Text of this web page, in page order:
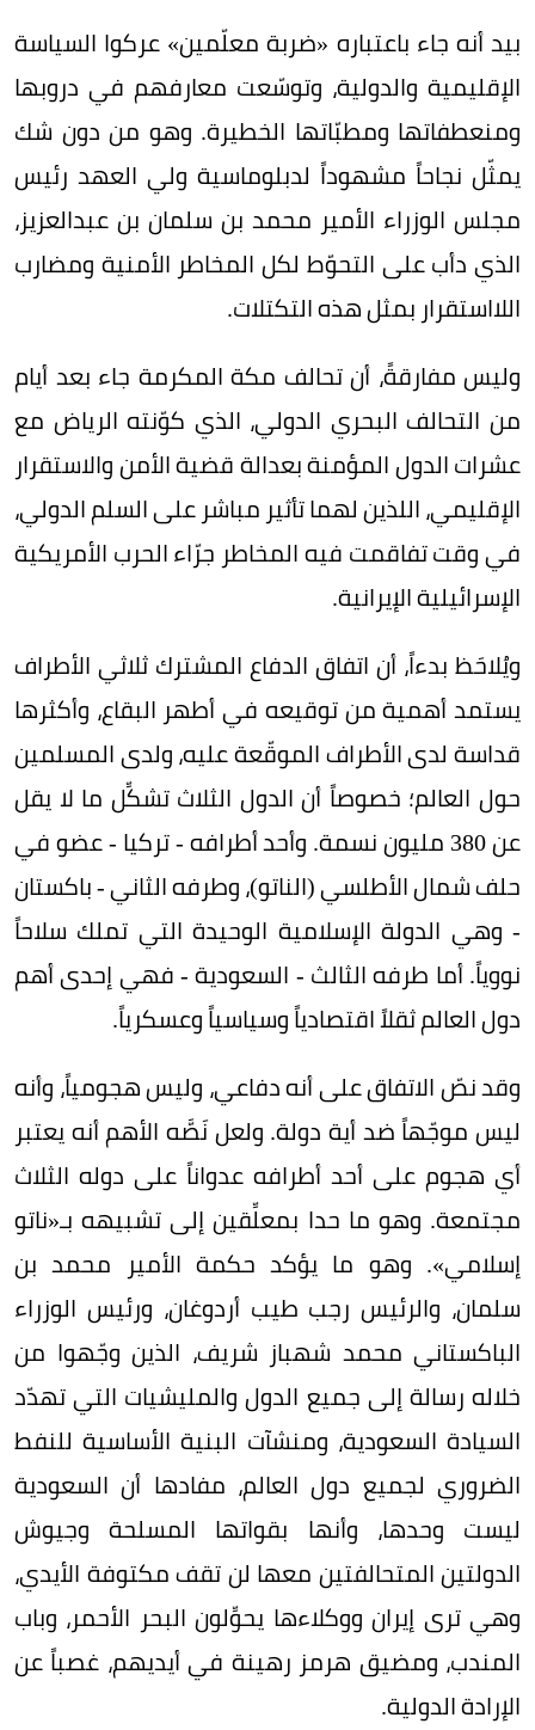
بيد أنه جاء باعتباره «ضربة معلّمين» عركوا السياسة
الإقليمية والدولية، وتوسّعت معارفهم في دروبها
ومنعطفاتها ومطبّاتها الخطيرة. وهو من دون شك
يمثّل نجاحاً مشهوداً لدبلوماسية ولي العهد رئيس
مجلس الوزراء الأمير محمد بن سلمان بن عبدالعزيز،
الذي دأب على التحوّط لكل المخاطر الأمنية ومضارب
اللااستقرار بمثل هذه التكتلات.
وليس مفارقةً، أن تحالف مكة المكرمة جاء بعد أيام
من التحالف البحري الدولي، الذي كوّنته الرياض مع
عشرات الدول المؤمنة بعدالة قضية الأمن والاستقرار
الإقليمي، اللذين لهما تأثير مباشر على السلم الدولي،
في وقت تفاقمت فيه المخاطر جرّاء الحرب الأمريكية
الإسرائيلية الإيرانية.
ويُلاحَظ بدءاً، أن اتفاق الدفاع المشترك ثلاثي الأطراف
يستمد أهمية من توقيعه في أطهر البقاع، وأكثرها
قداسة لدى الأطراف الموقّعة عليه، ولدى المسلمين
حول العالم؛ خصوصاً أن الدول الثلاث تشكِّل ما لا يقل
عن 380 مليون نسمة. وأحد أطرافه - تركيا - عضو في
حلف شمال الأطلسي (الناتو)، وطرفه الثاني - باكستان
- وهي الدولة الإسلامية الوحيدة التي تملك سلاحاً
نووياً. أما طرفه الثالث - السعودية - فهي إحدى أهم
دول العالم ثقلاً اقتصادياً وسياسياً وعسكرياً.
وقد نصّ الاتفاق على أنه دفاعي، وليس هجومياً، وأنه
ليس موجّهاً ضد أية دولة. ولعل نَصَّه الأهم أنه يعتبر
أي هجوم على أحد أطرافه عدواناً على دوله الثلاث
مجتمعة. وهو ما حدا بمعلِّقين إلى تشبيهه بـ«ناتو
إسلامي». وهو ما يؤكد حكمة الأمير محمد بن
سلمان، والرئيس رجب طيب أردوغان، ورئيس الوزراء
الباكستاني محمد شهباز شريف، الذين وجّهوا من
خلاله رسالة إلى جميع الدول والمليشيات التي تهدّد
السيادة السعودية، ومنشآت البنية الأساسية للنفط
الضروري لجميع دول العالم، مفادها أن السعودية
ليست وحدها، وأنها بقواتها المسلحة وجيوش
الدولتين المتحالفتين معها لن تقف مكتوفة الأيدي،
وهي ترى إيران ووكلاءها يحوِّلون البحر الأحمر، وباب
المندب، ومضيق هرمز رهينة في أيديهم، غصباً عن
الإرادة الدولية.